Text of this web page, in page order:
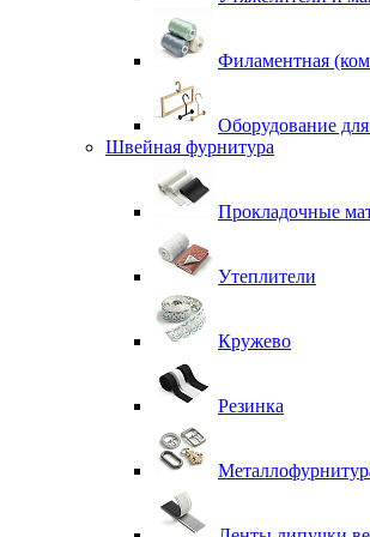
Филаментная
Оборудование
Швейная фурнитура
Прокладочные
Утеплители
Кружево
Резинка